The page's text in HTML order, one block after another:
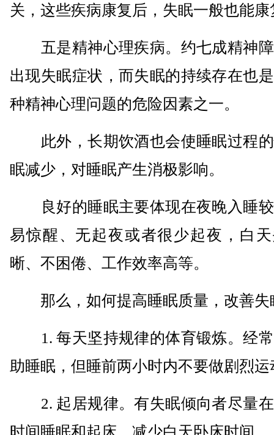
关，这些疾病康复后，失眠一般也能康
五是精神心理疾病。约七成精神
出现失眠症状，而失眠的持续存在也
种精神心理问题的危险因素之一。
此外，长期饮酒也会使睡眠过程
眠减少，对睡眠产生消极影响。
良好的睡眠主要体现在夜晚入睡
易惊醒、无起夜或者很少起夜，白
晰、不困倦、工作效率高等。
那么，如何提高睡眠质量，改善失
1. 每天坚持规律的体育锻炼。经
助睡眠，但睡前两小时内不要做剧烈运
2. 起居规律。有失眠倾向者尽量
时间睡眠和起床，减少白天卧床时间。